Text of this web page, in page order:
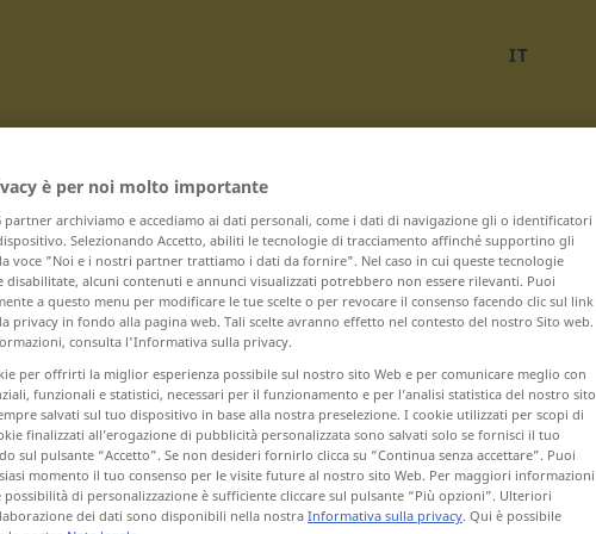
IT
Ü
überqueren ... überschreiben
überschreiten ... Übersicht
übersichtlich ... Übertragung
è per noi molto importante
partner archiviamo e accediamo ai dati personali, come i dati di navigazione gli o identificatori
Selezionando Accetto, abiliti le tecnologie di tracciamento affinché supportino gli
voce "Noi e i nostri partner trattiamo i dati da fornire". Nel caso in cui queste tecnologie
disabilitate, alcuni contenuti e annunci visualizzati potrebbero non essere rilevanti. Puoi
a questo menu per modificare le tue scelte o per revocare il consenso facendo clic sul link
privacy in fondo alla pagina web. Tali scelte avranno effetto nel contesto del nostro Sito web.
consulta l'Informativa sulla privacy.
per offrirti la miglior esperienza possibile sul nostro sito Web e per comunicare meglio con
funzionali e statistici, necessari per il funzionamento e per l’analisi statistica del nostro sito
salvati sul tuo dispositivo in base alla nostra preselezione. I cookie utilizzati per scopi di
finalizzati all’erogazione di pubblicità personalizzata sono salvati solo se fornisci il tuo
sul pulsante “Accetto”. Se non desideri fornirlo clicca su “Continua senza accettare”. Puoi
momento il tuo consenso per le visite future al nostro sito Web. Per maggiori informazioni
possibilità di personalizzazione è sufficiente cliccare sul pulsante “Più opzioni”. Ulteriori
dei dati sono disponibili nella nostraInformativa sulla privacy. Qui è possibile